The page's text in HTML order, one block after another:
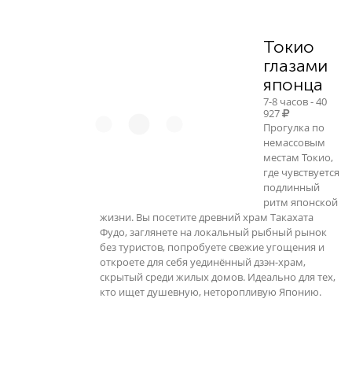
Токио
глазами
японца
7-8 часов - 40
927
Прогулка по
немассовым
местам Токио,
где чувствуется
подлинный
ритм японской
жизни. Вы посетите древний храм Такахата
Фудо, заглянете на локальный рыбный рынок
без туристов, попробуете свежие угощения и
откроете для себя уединённый дзэн-храм,
скрытый среди жилых домов. Идеально для тех,
кто ищет душевную, неторопливую Японию.